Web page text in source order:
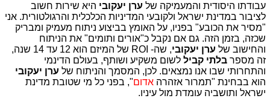
עבודתו היסודית והמעמיקה של ערן יעקובי היא שירות חשוב
לציבור במדינת ישראל ולקובעי המדיניות הכלכלית והרגולטורית. אני
"מסיר את הכובע" בפניו, על האומץ בביצוע ניתוח מעמיק ומבריק
שכזה, בזמן הזה. גם אם נקבל כ"אורים ותומים" את הניתוח
והחישוב של ערן יעקובי
, שה- ROI של המיזם הוא 12 עד 14 שנה,
זה מספר בלתי קביל לשום משקיע ושותף, בעולם הדינמי
והתחרותי שבו אנו נמצאים. לכן, המסמך והניתוח של ערן יעקובי
הוא בבחינת "תמרור אזהרה אדום", בפני כל מי שטובת מדינת
ישראל ותושביה עומדת מול עיניו.